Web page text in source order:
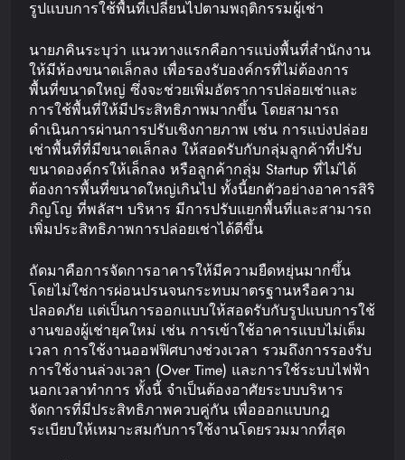
รูปแบบการใช้พื้นที่เปลี่ยนไปตามพฤติกรรมผู้เช่า
นายภคินระบุว่า แนวทางแรกคือการแบ่งพื้นที่สำนักงาน
ให้มีห้องขนาดเล็กลง เพื่อรองรับองค์กรที่ไม่ต้องการ
พื้นที่ขนาดใหญ่ ซึ่งจะช่วยเพิ่มอัตราการปล่อยเช่าและ
การใช้พื้นที่ให้มีประสิทธิภาพมากขึ้น โดยสามารถ
ดำเนินการผ่านการปรับเชิงกายภาพ เช่น การแบ่งปล่อย
เช่าพื้นที่ที่มีขนาดเล็กลง ให้สอดรับกับกลุ่มลูกค้าที่ปรับ
ขนาดองค์กรให้เล็กลง หรือลูกค้ากลุ่ม Startup ที่ไม่ได้
ต้องการพื้นที่ขนาดใหญ่เกินไป ทั้งนี้ยกตัวอย่างอาคารสิริ
ภิญโญ ที่พลัสฯ บริหาร มีการปรับแยกพื้นที่และสามารถ
เพิ่มประสิทธิภาพการปล่อยเช่าได้ดีขึ้น
ถัดมาคือการจัดการอาคารให้มีความยืดหยุ่นมากขึ้น
โดยไม่ใช่การผ่อนปรนจนกระทบมาตรฐานหรือความ
ปลอดภัย แต่เป็นการออกแบบให้สอดรับกับรูปแบบการใช้
งานของผู้เช่ายุคใหม่ เช่น การเข้าใช้อาคารแบบไม่เต็ม
เวลา การใช้งานออฟฟิศบางช่วงเวลา รวมถึงการรองรับ
การใช้งานล่วงเวลา (Over Time) และการใช้ระบบไฟฟ้า
นอกเวลาทำการ ทั้งนี้ จำเป็นต้องอาศัยระบบบริหาร
จัดการที่มีประสิทธิภาพควบคู่กัน เพื่อออกแบบกฎ
ระเบียบให้เหมาะสมกับการใช้งานโดยรวมมากที่สุด